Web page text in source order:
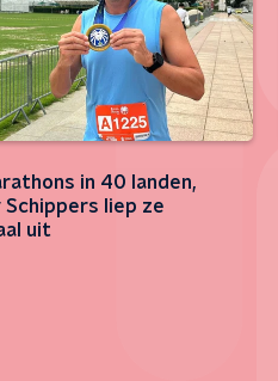
in 40 landen,
Schippers liep ze
uit